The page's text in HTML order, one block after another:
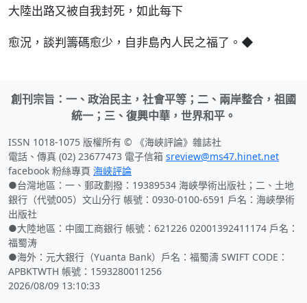
大陸出路又被自我封死，如此每下
愈況，談判籌碼愈少，自非島內人民之福了。◆
創刊宗旨：一、政治民主，社會平等；二、兩岸整合，祖國
統一；三、復興中華，世界和平。
ISSN 1018-1075 版權所有 © 《海峽評論》雜誌社
電話、傳真 (02) 23677473 電子信箱 sreview@ms47.hinet.net
facebook 粉絲專頁 海峽評論
●台灣地區：一、郵政劃撥：19389534 海峽學術出版社；二、土地
銀行（代號005）文山分行 帳號：0930-0100-6591 戶名：海峽學術
出版社
●大陸地區：中國工商銀行 帳號：621226 02001392411174 戶名：
福蜀涛
●海外：元大銀行（Yuanta Bank）戶名：福蜀濤 SWIFT CODE：
APBKTWTH 帳號：1593280011256
2026/08/09 13:10:33